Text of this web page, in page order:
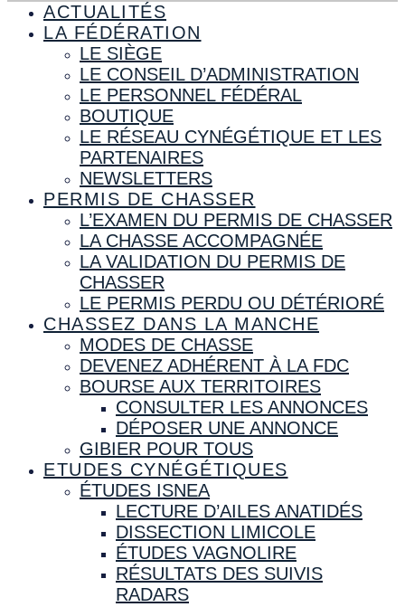
ACTUALITÉS
LA FÉDÉRATION
LE SIÈGE
LE CONSEIL D’ADMINISTRATION
LE PERSONNEL FÉDÉRAL
BOUTIQUE
LE RÉSEAU CYNÉGÉTIQUE ET LES
PARTENAIRES
NEWSLETTERS
PERMIS DE CHASSER
L’EXAMEN DU PERMIS DE CHASSER
LA CHASSE ACCOMPAGNÉE
LA VALIDATION DU PERMIS DE
CHASSER
LE PERMIS PERDU OU DÉTÉRIORÉ
CHASSEZ DANS LA MANCHE
MODES DE CHASSE
DEVENEZ ADHÉRENT À LA FDC
BOURSE AUX TERRITOIRES
CONSULTER LES ANNONCES
DÉPOSER UNE ANNONCE
GIBIER POUR TOUS
ETUDES CYNÉGÉTIQUES
ÉTUDES ISNEA
LECTURE D’AILES ANATIDÉS
DISSECTION LIMICOLE
ÉTUDES VAGNOLIRE
RÉSULTATS DES SUIVIS
RADARS